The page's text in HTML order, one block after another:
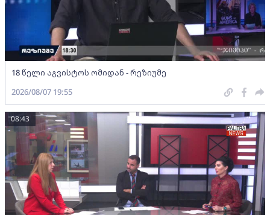
18 წელი აგვისტოს ომიდან - რეზიუმე
2026/08/07 19:55
08:43